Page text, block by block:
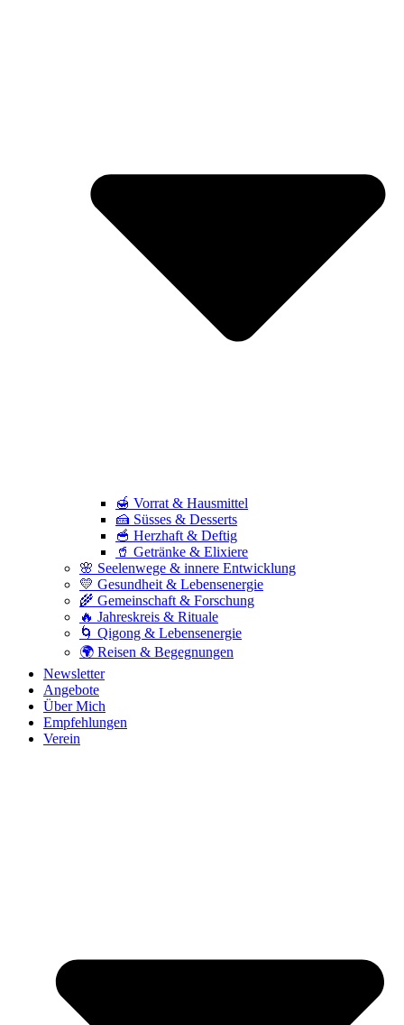
🍯 Vorrat & Hausmittel
🍰 Süsses & Desserts
🥣 Herzhaft & Deftig
🥤 Getränke & Elixiere
🌸 Seelenwege & innere Entwicklung
💛 Gesundheit & Lebensenergie
🌾 Gemeinschaft & Forschung
🔥 Jahreskreis & Rituale
🌀 Qigong & Lebensenergie
🌍 Reisen & Begegnungen
Newsletter
Angebote
Über Mich
Empfehlungen
Verein